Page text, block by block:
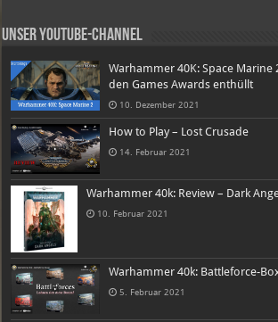
Unser Youtube-Channel
Warhammer 40K: Space Marine
den Games Awards enthüllt
10. Dezember 2021
How to Play – Lost Crusade
14. Februar 2021
Warhammer 40k: Review – Dark
10. Februar 2021
Warhammer 40k: Battleforce-
5. Februar 2021